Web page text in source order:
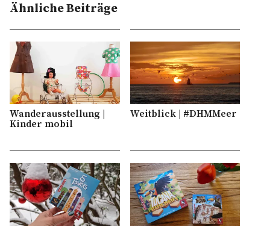
Ähnliche Beiträge
Wanderausstellung |
Kinder mobil
Weitblick | #DHMMeer